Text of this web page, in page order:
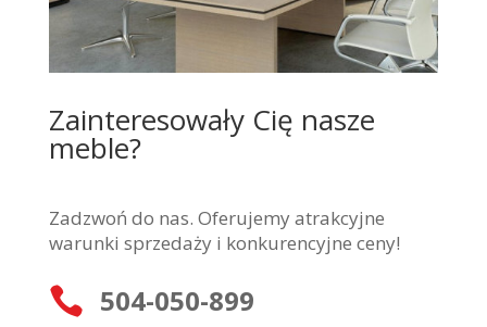
Zainteresowały Cię nasze
meble?
Zadzwoń do nas. Oferujemy atrakcyjne
warunki sprzedaży i konkurencyjne ceny!
 504-050-899